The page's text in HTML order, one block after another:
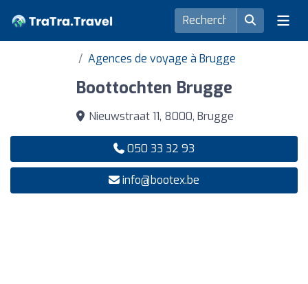
Agences de voyage à Brugge
Boottochten Brugge
Nieuwstraat 11, 8000, Brugge
050 33 32 93
info@bootex.be